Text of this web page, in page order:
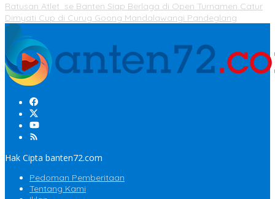
Ratusan Atlet se Banten Siap Berlaga di Open Turnamen Catur
Dimyati Cup di Curug Goong Mandalawangi Pandeglang
Hak Cipta banten72.com
Pedoman Pemberitaan
Tentang Kami